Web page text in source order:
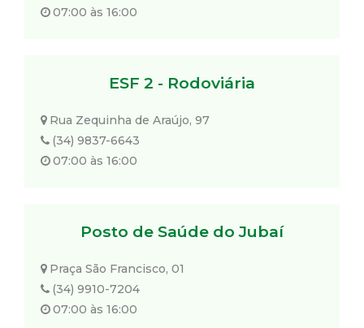
07:00 às 16:00
ESF 2 - Rodoviária
Rua Zequinha de Araújo, 97
(34) 9837-6643
07:00 às 16:00
Posto de Saúde do Jubaí
Praça São Francisco, 01
(34) 9910-7204
07:00 às 16:00